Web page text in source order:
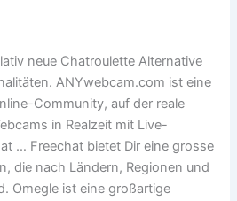
neue Chatroulette Alternative
ANYwebcam.com ist eine
Community, auf der reale
in Realzeit mit Live-
… Freechat bietet Dir eine grosse
die nach Ländern, Regionen und
Omegle ist eine großartige